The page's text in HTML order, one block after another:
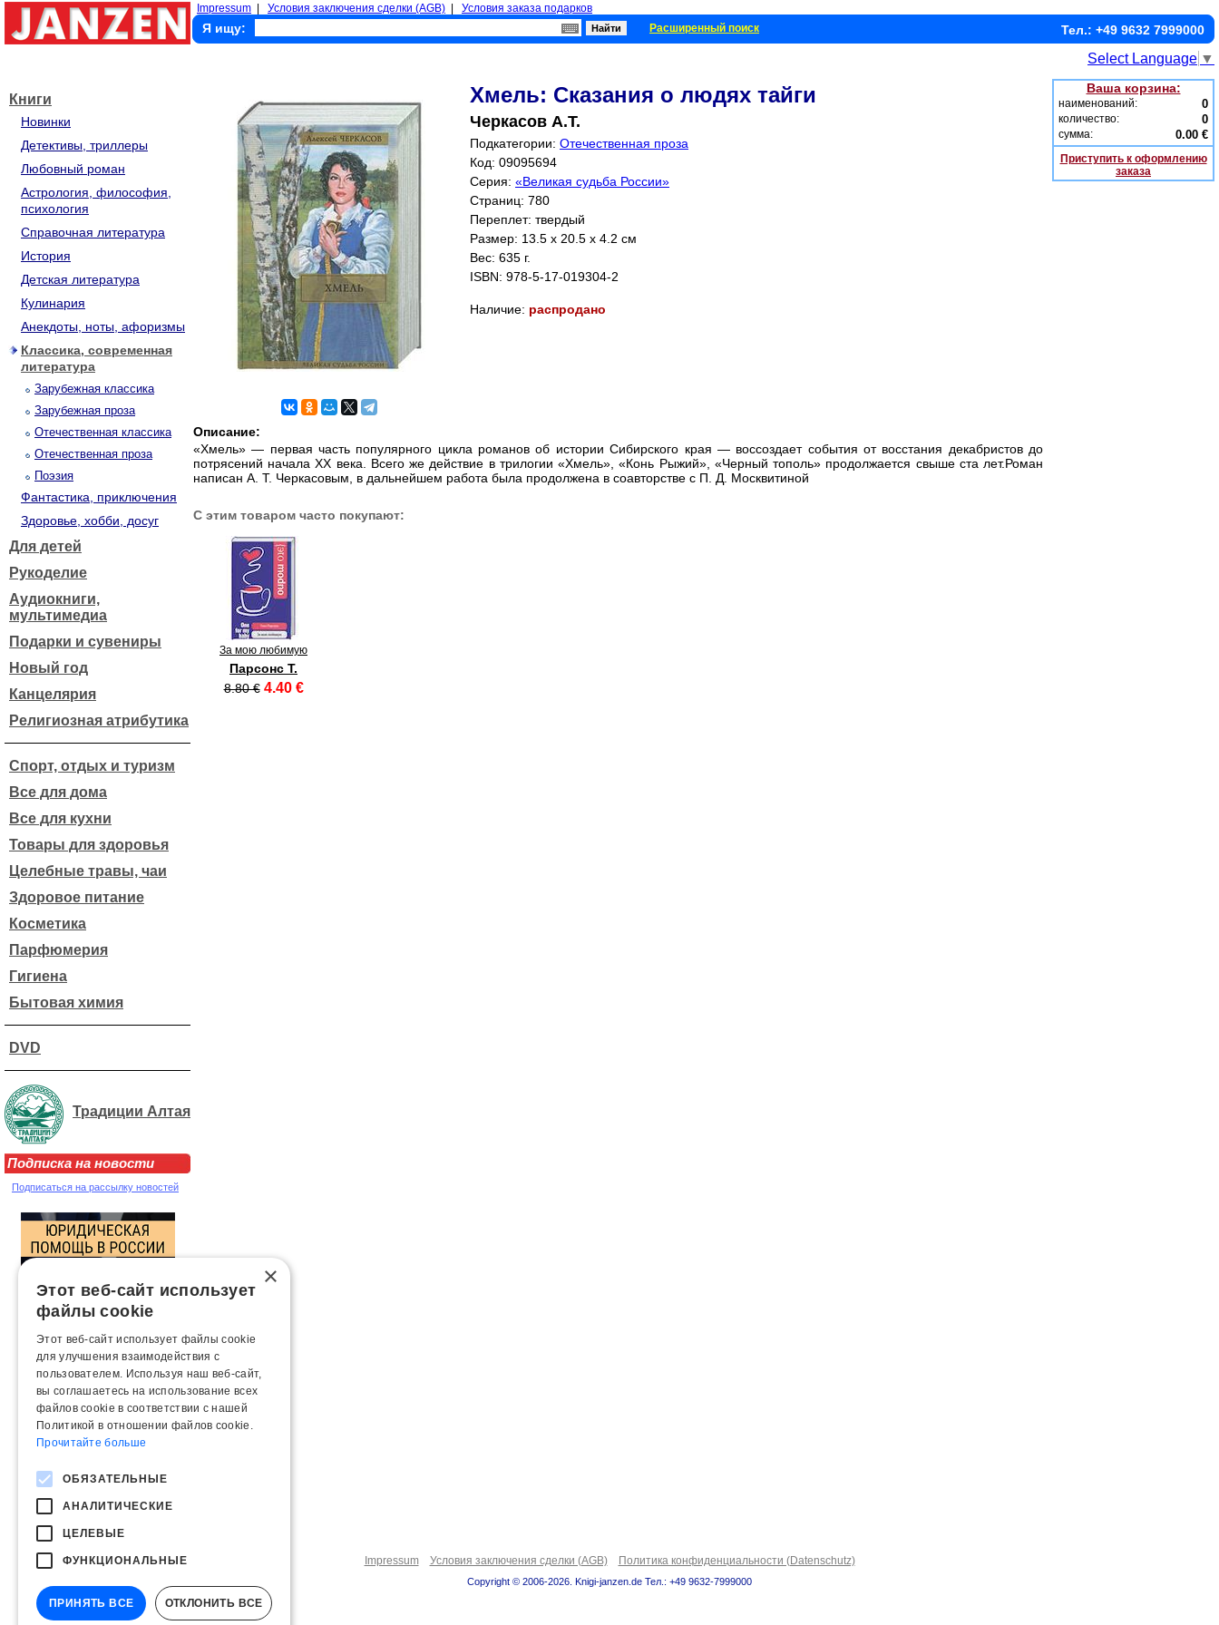
Impressum Условия заключения сделки (AGB) Условия заказа подарков
Я ищу: Расширенный поиск Тел.: +49 9632 7999000
Select Language ▼
Книги
Новинки
Детективы, триллеры
Любовный роман
Астрология, философия,
психология
Справочная литература
История
Детская литература
Кулинария
Анекдоты, ноты, афоризмы
Классика, современная
литература
Зарубежная классика
Зарубежная проза
Отечественная классика
Отечественная проза
Поэзия
Фантастика, приключения
Здоровье, хобби, досуг
Для детей
Рукоделие
Аудиокниги,
мультимедиа
Подарки и сувениры
Новый год
Канцелярия
Религиозная атрибутика
Спорт, отдых и туризм
Все для дома
Все для кухни
Товары для здоровья
Целебные травы, чаи
Здоровое питание
Косметика
Парфюмерия
Гигиена
Бытовая химия
DVD
Традиции Алтая
Подписка на новости
Подписаться на рассылку новостей
Хмель: Сказания о людях тайги
Черкасов А.Т.
Подкатегории: Отечественная проза
Код: 09095694
Серия: «Великая судьба России»
Страниц: 780
Переплет: твердый
Размер: 13.5 x 20.5 x 4.2 см
Вес: 635 г.
ISBN: 978-5-17-019304-2
Наличие: распродано
Описание:
«Хмель» — первая часть популярного цикла романов об истории Сибирского края — воссоздает события от восстания декабристов до
потрясений начала XX века. Всего же действие в трилогии «Хмель», «Конь Рыжий», «Черный тополь» продолжается свыше ста лет.Роман
написан А. Т. Черкасовым, в дальнейшем работа была продолжена в соавторстве с П. Д. Москвитиной
С этим товаром часто покупают:
За мою любимую
Парсонс Т.
8.80 € 4.40 €
Ваша корзина:
наименований: 0
количество: 0
сумма: 0.00 €
Приступить к оформлению
заказа
Impressum Условия заключения сделки (AGB) Политика конфиденциальности (Datenschutz)
Copyright © 2006-2026. Knigi-janzen.de Тел.: +49 9632-7999000
×
Этот веб-сайт использует
файлы cookie
Этот веб-сайт использует файлы cookie
для улучшения взаимодействия с
пользователем. Используя наш веб-сайт,
вы соглашаетесь на использование всех
файлов cookie в соответствии с нашей
Политикой в ​​отношении файлов cookie.
Прочитайте больше
ОБЯЗАТЕЛЬНЫЕ
АНАЛИТИЧЕСКИЕ
ЦЕЛЕВЫЕ
ФУНКЦИОНАЛЬНЫЕ
ПРИНЯТЬ ВСЕ ОТКЛОНИТЬ ВСЕ